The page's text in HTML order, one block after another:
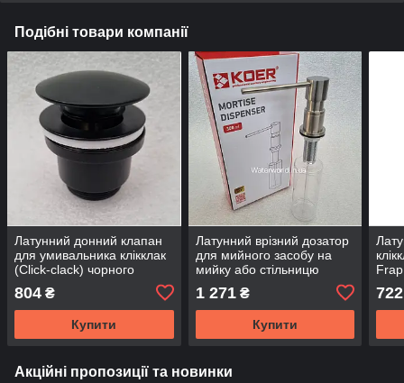
Подібні товари компанії
Латунний донний клапан
для умивальника клікклак
(Click-clack) чорного
804 ₴
Купити
Латунний врізний дозатор
для мийного засобу на
мийку або стільницю
колір сатин
1 271₴
Купити
722
Акційні пропозиції та новинки